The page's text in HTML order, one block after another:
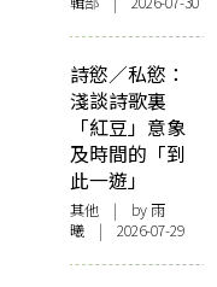
詩慾／私慾：
淺談詩歌裏
「紅豆」意象
及時間的「到
此一遊」
其他 | by 雨
曦 | 2026-07-29